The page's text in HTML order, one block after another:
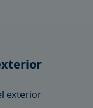
exterior